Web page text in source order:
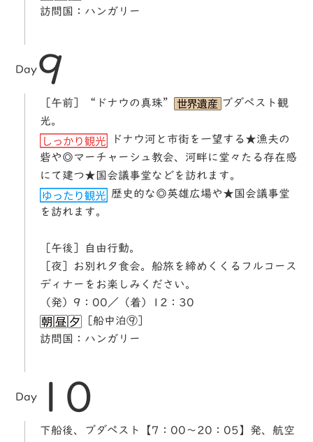
訪問国：ハンガリー
Day9
［午前］“ドナウの真珠”
ブダペスト観
光。
ドナウ河と市街を一望する★漁夫の
砦や◎マーチャーシュ教会、河畔に堂々たる存在感
にて建つ★国会議事堂などを訪れます。
歴史的な◎英雄広場や★国会議事堂
を訪れます。
［午後］自由行動。
［夜］お別れ夕食会。船旅を締めくくるフルコース
ディナーをお楽しみください。
（発）9：00／（着）12：30
［船中泊⑨］
訪問国：ハンガリー
Day 10
下船後、ブダペスト【7：00～20：05】発、航空